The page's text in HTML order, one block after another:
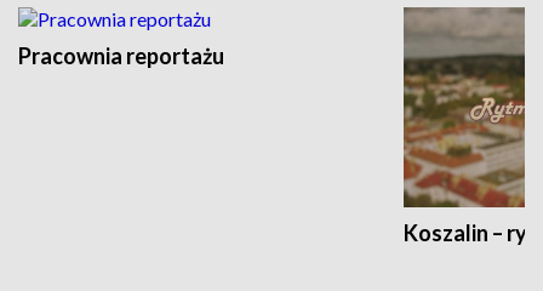
Pracownia reportażu
Koszalin –